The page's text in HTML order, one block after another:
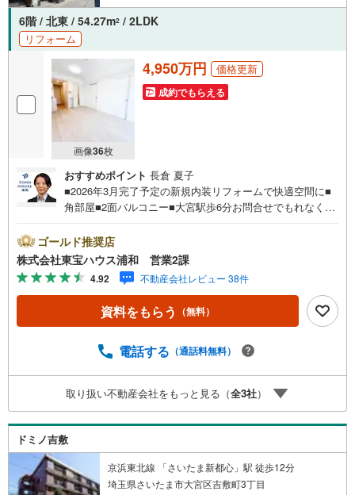
氷川参道へ徒歩5分、コクーンシティへ徒歩7分、駅東口の暮らしやすいエ
リアです。
（自己紹介）三代目大宮っ子です。お客様の大切なマイホーム探しに誠意
を持って対応致します。（エステート白馬・田口智章）
6階 / 北東 / 54.27m2 / 2LDK
リフォーム
画像36枚
4,950万円 価格更新
成約でもらえる
おすすめポイント 長倉 夏子
■2026年3月完了予定の新規内装リフォームで快適空間に■
角部屋■2面バルコニー■大宮駅歩6分お問合せでもれなく
（年中無休）こちらの時間帯はお電話でのお問い合わせが
スムーズにご案内できますぜひお気軽にご連絡下さい！東
宝ハウスライフソリューションズグループ 東宝ハウス浦
和 特別提携金利〔一例〕東宝ハウス浦和の住宅ローン■変
動金利全期間引下げプラン⇒住宅ローン金利優遇割の最大
適用《0.89％》と某信用金庫金利1.275％の比較借入金4000
実行分まで（審査・要件があります）◇TOHO HOUSE CL
b Offプレミアムなど多彩なサービスがございます
ゴールド推奨店
株式会社東宝ハウス浦和 営業2課
4.92 不動産会社レビュー 38件
資料をもらう （無料）
電話する （通話料無料）
取り扱い不動産会社をもっと見る（全3社）
ドミノ吉敷
京浜東北線 「さいたま新都心」駅 徒歩12分
埼玉県さいたま市大宮区吉敷町3丁目